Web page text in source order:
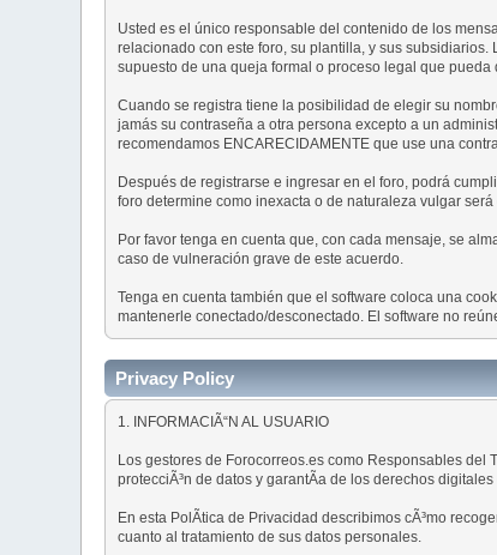
Usted es el único responsable del contenido de los
relacionado con este foro, su plantilla, y sus
supuesto de una queja formal o proceso legal que
Cuando se registra tiene la posibilidad de elegir su
jamás su contraseña a otra persona excepto a un
recomendamos ENCARECIDAMENTE que use una
Después de registrarse e ingresar en el foro, podrá
foro determine como inexacta o de naturaleza vulgar
Por favor tenga en cuenta que, con cada mensaje, se
caso de vulneración grave de este acuerdo.
Tenga en cuenta también que el software coloca una
mantenerle conectado/desconectado. El software no
Privacy Policy
1. INFORMACIÃ“N AL USUARIO
Los gestores de Forocorreos.es como Responsables del
protecciÃ³n de datos y garantÃ­a de los derechos
En esta PolÃ­tica de Privacidad describimos cÃ³mo
cuanto al tratamiento de sus datos personales.